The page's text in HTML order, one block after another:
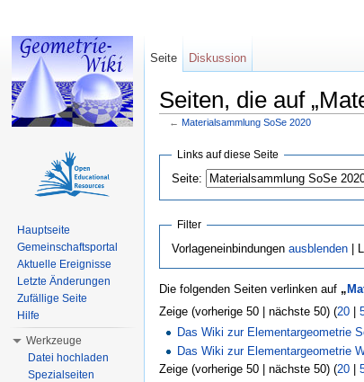
Seiten, die auf
← Materialsammlung SoSe 2020
Links auf diese Seite
Seite:
Filter
Vorlageneinbindungen ausblenden|
Die folgenden Seiten verlinken auf „
Zeige (vorherige 50 | nächste 50) (20
Das Wiki zur Elementargeometrie
Das Wiki zur Elementargeometrie
Zeige (vorherige 50 | nächste 50) (20
Seite Diskussion
Hauptseite
Gemeinschaftsportal
Aktuelle Ereignisse
Letzte Änderungen
Zufällige Seite
Hilfe
Werkzeuge
Datei hochladen
Spezialseiten